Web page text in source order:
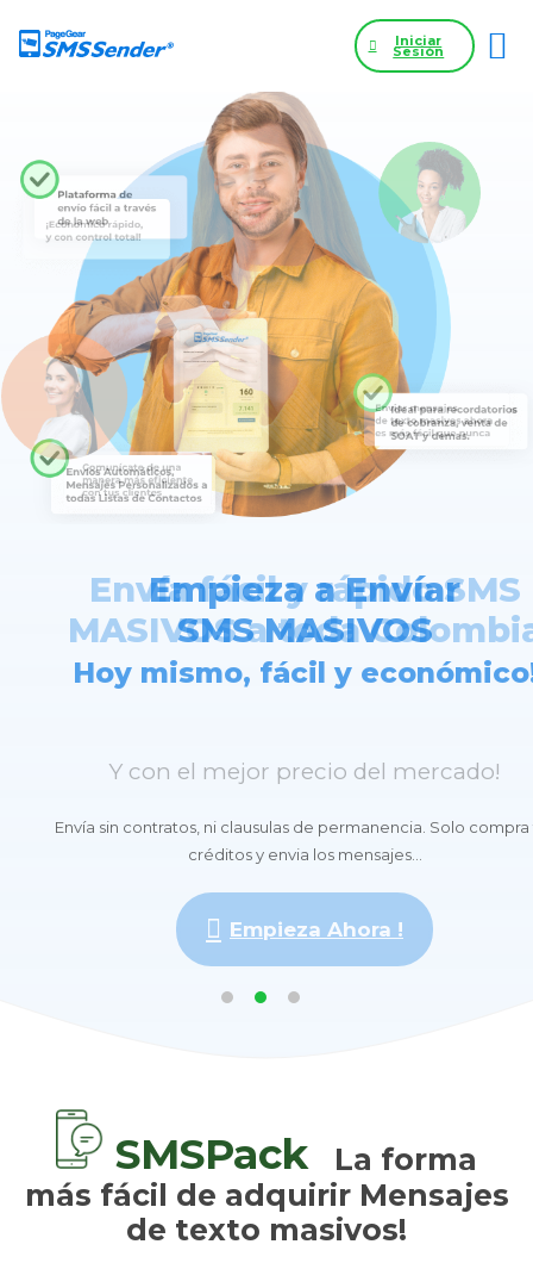
Iniciar
Sesión
Empieza a Envíar
SMS MASIVOS
Hoy mismo, fácil y
Envía sin contratos, ni clausulas de permanencia. Solo compra
créditos y envia los mensajes...
Envía fácil y rápido SMS
MASIVOS a toda
Y con el mejor precio del mercado!
Empieza Ahora !
Cobranza y Recuperación
Cartera
Recuerdale facilmente a tus clientes sus
deudas.
Empieza Ahora !
SMSPack
La forma
más fácil de adquirir Mensajes
de texto masivos!